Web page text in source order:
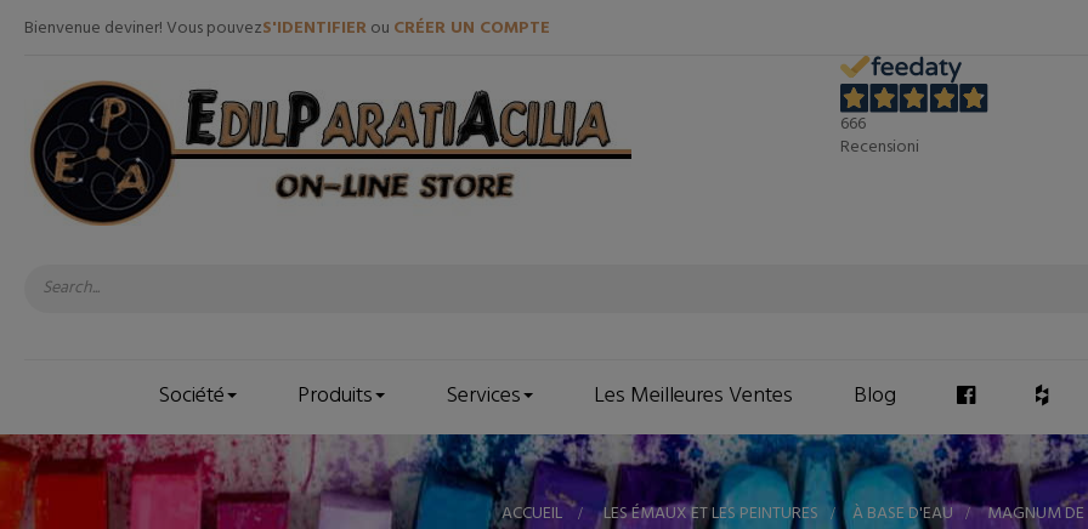
Bienvenue deviner! Vous pouvezS'IDENTIFIERou CRÉER UN COMPTE
666
Recensioni
Société Produits Services Les Meilleures Ventes Blog
ACCUEIL > LES ÉMAUX ET LES PEINTURES > À BASE D'EAU > MAGNUM DE